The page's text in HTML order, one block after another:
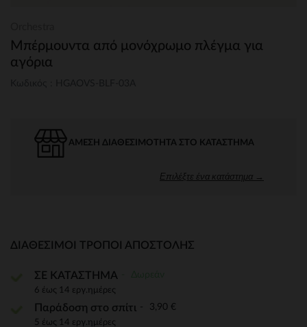
Μπέρμουντα από μονόχρωμο πλέγμα για
αγόρια
ΆΜΕΣΗ ΔΙΑΘΕΣΙΜΌΤΗΤΑ ΣΤΟ ΚΑΤΆΣΤΗΜΑ
Επιλέξτε ένα κατάστημα →
ΔΙΑΘΈΣΙΜΟΙ ΤΡΌΠΟΙ ΑΠΟΣΤΟΛΉΣ
ΣΕ ΚΑΤΑΣΤΗΜΑ
6 έως 14 εργ.ημέρες
Παράδοση στο σπίτι 3,90 €
5 έως 14 εργ.ημέρες